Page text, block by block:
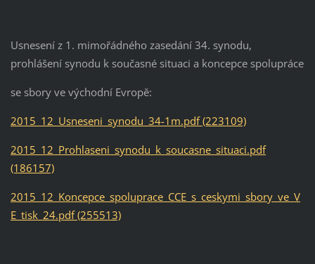
Usnesení z 1. mimořádného zasedání 34. synodu,
prohlášení synodu k současné situaci a koncepce spolupráce
se sbory ve východní Evropě:
2015_12_Usneseni_synodu_34-1m.pdf (223109)
2015_12_Prohlaseni_synodu_k_soucasne_situaci.pdf
(186157)
2015_12_Koncepce_spoluprace_CCE_s_ceskymi_sbory_ve_V
E_tisk_24.pdf (255513)